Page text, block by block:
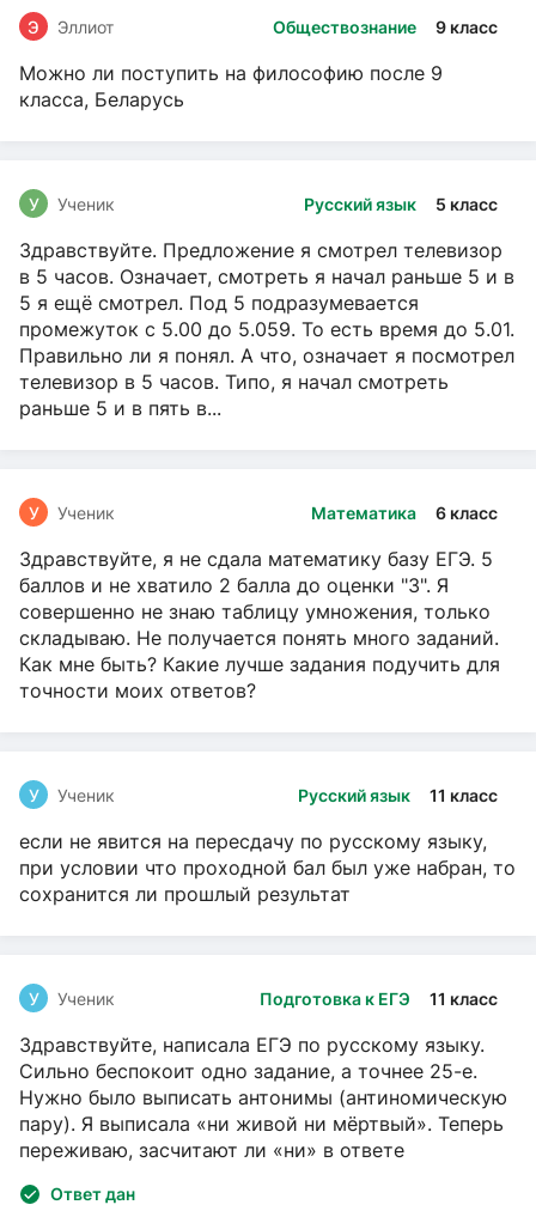
Обществознание 9 класс
Э Эллиот
Можно ли поступить на философию после 9
класса, Беларусь
Русский язык 5 класс
У Ученик
Здравствуйте. Предложение я смотрел телевизор
в 5 часов. Означает, смотреть я начал раньше 5 и в
5 я ещё смотрел. Под 5 подразумевается
промежуток с 5.00 до 5.059. То есть время до 5.01.
Правильно ли я понял. А что, означает я посмотрел
телевизор в 5 часов. Типо, я начал смотреть
раньше 5 и в пять в...
Математика 6 класс
У Ученик
Здравствуйте, я не сдала математику базу ЕГЭ. 5
баллов и не хватило 2 балла до оценки "3". Я
совершенно не знаю таблицу умножения, только
складываю. Не получается понять много заданий.
Как мне быть? Какие лучше задания подучить для
точности моих ответов?
Русский язык 11 класс
У Ученик
если не явится на пересдачу по русскому языку,
при условии что проходной бал был уже набран, то
сохранится ли прошлый результат
Подготовка к ЕГЭ 11 класс
У Ученик
Здравствуйте, написала ЕГЭ по русскому языку.
Сильно беспокоит одно задание, а точнее 25-е.
Нужно было выписать антонимы (антиномическую
пару). Я выписала «ни живой ни мёртвый». Теперь
переживаю, засчитают ли «ни» в ответе
Ответ дан